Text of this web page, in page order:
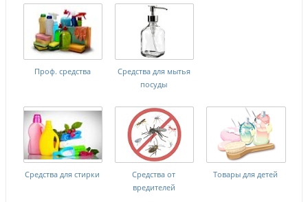
Проф. средства
Средства для мытья
посуды
Средства для стирки
Средства от
вредителей
Товары для детей